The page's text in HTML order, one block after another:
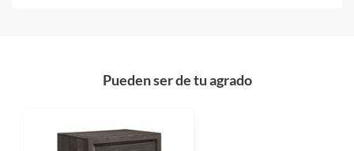
Pueden ser de tu agrado